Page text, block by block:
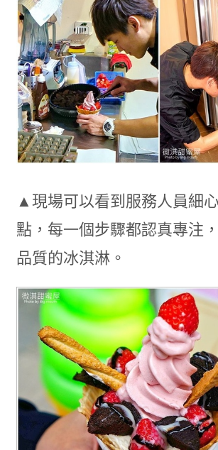
▲現場可以看到服務人員細
點，每一個步驟都認真專注
品質的冰淇淋。